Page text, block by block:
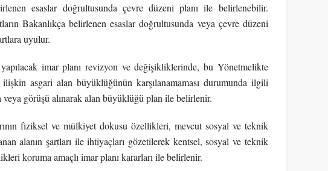
esaslar doğrultusunda çevre düzeni planı ile belirlenebilir.
Bakanlıkça belirlenen esaslar doğrultusunda veya çevre düzeni
uyulur.
imar planı revizyon ve değişikliklerinde, bu Yönetmelikte
asgari alan büyüklüğünün karşılanamaması durumunda ilgili
görüşü alınarak alan büyüklüğü plan ile belirlenir.
fiziksel ve mülkiyet dokusu özellikleri, mevcut sosyal ve teknik
alanın şartları ile ihtiyaçları gözetilerek kentsel, sosyal ve teknik
koruma amaçlı imar planı kararları ile belirlenir.